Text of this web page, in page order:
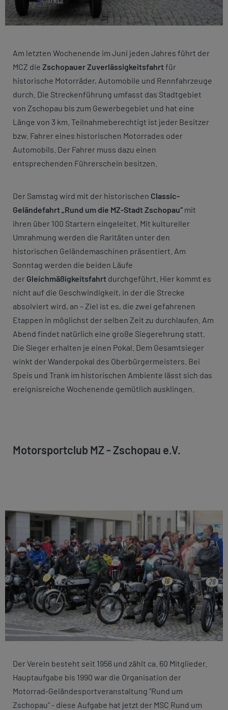
Am letzten Wochenende im Juni jeden Jahres führt der
MCZ die Zschopauer Zuverlässigkeitsfahrtfür
historische Motorräder, Automobile und Rennfahrzeuge
durch. Die Streckenführung umfasst das Stadtgebiet
von Zschopau bis zum Gewerbegebiet und hat eine
Länge von 3 km. Teilnahmeberechtigt ist jeder Besitzer
bzw. Fahrer eines historischen Motorrades oder
Automobils. Der Fahrer muss dazu einen
entsprechenden Führerschein besitzen.
Der Samstag wird mit der historischen Classic-
Geländefahrt „Rund um die MZ-Stadt Zschopau“ mit
ihren über 100 Startern eingeleitet. Mit kultureller
Umrahmung werden die Raritäten unter den
historischen Geländemaschinen präsentiert. Am
Sonntag werden die beiden Läufe
der Gleichmäßigkeitsfahrt durchgeführt. Hier kommt es
nicht auf die Geschwindigkeit, in der die Strecke
absolviert wird, an – Ziel ist es, die zwei gefahrenen
Etappen in möglichst der selben Zeit zu durchlaufen. Am
Abend findet natürlich eine große Siegerehrung statt.
Die Sieger erhalten je einen Pokal. Dem Gesamtsieger
winkt der Wanderpokal des Oberbürgermeisters. Bei
Speis und Trank im historischen Ambiente lässt sich das
ereignisreiche Wochenende gemütlich ausklingen.
Motorsportclub MZ - Zschopau e.V.
Der Verein besteht seit 1956 und zählt ca. 60 Mitglieder.
Hauptaufgabe bis 1990 war die Organisation der
Motorrad-Geländesportveranstaltung "Rund um
Zschopau" - diese Aufgabe hat jetzt der MSC Rund um